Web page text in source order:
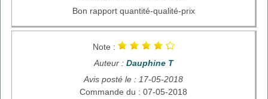
Bon rapport quantité-qualité-prix
Note :
Auteur : Dauphine T
Avis posté le : 17-05-2018
Commande du : 07-05-2018